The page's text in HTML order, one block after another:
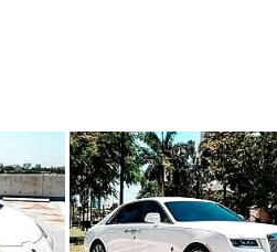
для фотосессий.
великолепным фоном
Человека
организовав поездку на